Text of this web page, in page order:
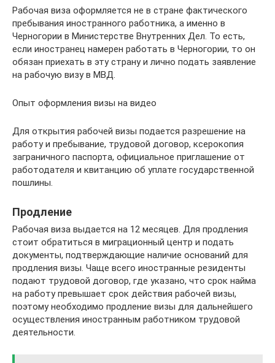
Рабочая виза оформляется не в стране фактического
пребывания иностранного работника, а именно в
Черногории в Министерстве Внутренних Дел. То есть,
если иностранец намерен работать в Черногории, то он
обязан приехать в эту страну и лично подать заявление
на рабочую визу в МВД.
Опыт оформления визы на видео
Для открытия рабочей визы подается разрешение на
работу и пребывание, трудовой договор, ксерокопия
заграничного паспорта, официальное приглашение от
работодателя и квитанцию об уплате государственной
пошлины.
Продление
Рабочая виза выдается на 12 месяцев. Для продления
стоит обратиться в миграционный центр и подать
документы, подтверждающие наличие оснований для
продления визы. Чаще всего иностранные резиденты
подают трудовой договор, где указано, что срок найма
на работу превышает срок действия рабочей визы,
поэтому необходимо продление визы для дальнейшего
осуществления иностранным работником трудовой
деятельности.